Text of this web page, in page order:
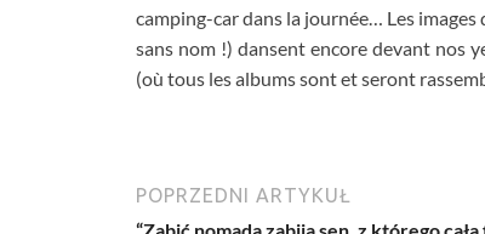
camping-car dans la journée
Les
sans nom!) dansent encore devant nos
(où tous les albums sont et seront
POPRZEDNI ARTYKUŁ
“Zabić nomada zabija sen, z którego